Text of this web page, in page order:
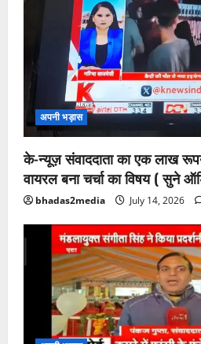
अपनी भड़ास
के-न्यूज़ संवाददाता का एक लाख
वायरल बना चर्चा का विषय ( सुने
bhadas2media July 14, 2026